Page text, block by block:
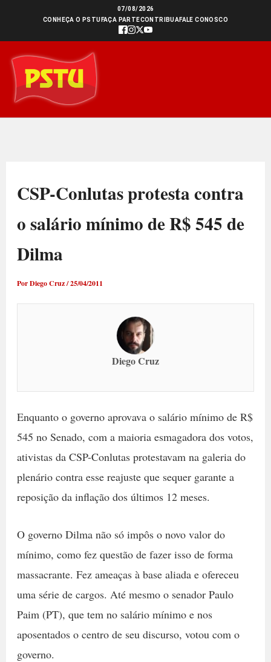
conteúdo
07/08/2026
CONHEÇA O PSTU FAÇA PARTECONTRIBUAFALE CONOSCO
CSP-Conlutas protesta contra
o salário mínimo de R$ 545 de
Dilma
PorDiego Cruz/25/04/2011
Diego Cruz
Enquanto o governo aprovava o salário mínimo de R$
545 no Senado, com a maioria esmagadora dos votos,
ativistas da CSP-Conlutas protestavam na galeria do
plenário contra esse reajuste que sequer garante a
reposição da inflação dos últimos 12 meses.
O governo Dilma não só impôs o novo valor do
mínimo, como fez questão de fazer isso de forma
massacrante. Fez ameaças à base aliada e ofereceu
uma série de cargos. Até mesmo o senador Paulo
Paim (PT), que tem no salário mínimo e nos
aposentados o centro de seu discurso, votou com o
governo.